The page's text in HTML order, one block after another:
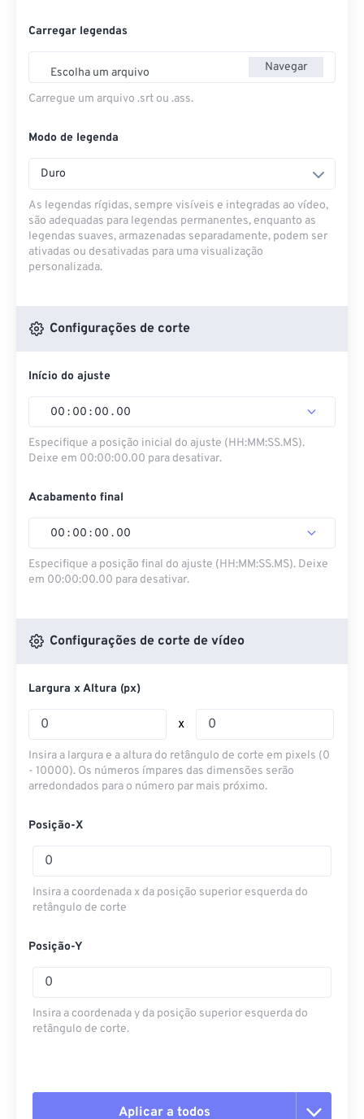
Carregar legendas
Escolha um arquivo Navegar
Carregue um arquivo .srt ou .ass.
Modo de legenda
Duro
As legendas rígidas, sempre visíveis e integradas ao vídeo,
são adequadas para legendas permanentes, enquanto as
legendas suaves, armazenadas separadamente, podem ser
ativadas ou desativadas para uma visualização
personalizada.
Configurações de corte
Início do ajuste
00 : 00 : 00 . 00
Especifique a posição inicial do ajuste (HH:MM:SS.MS).
Deixe em 00:00:00.00 para desativar.
Acabamento final
00 : 00 : 00 . 00
Especifique a posição final do ajuste (HH:MM:SS.MS). Deixe
em 00:00:00.00 para desativar.
Configurações de corte de vídeo
Largura x Altura (px)
x
Insira a largura e a altura do retângulo de corte em pixels (0
- 10000). Os números ímpares das dimensões serão
arredondados para o número par mais próximo.
Posição-X
Insira a coordenada x da posição superior esquerda do
retângulo de corte
Posição-Y
Insira a coordenada y da posição superior esquerda do
retângulo de corte.
Aplicar a todos